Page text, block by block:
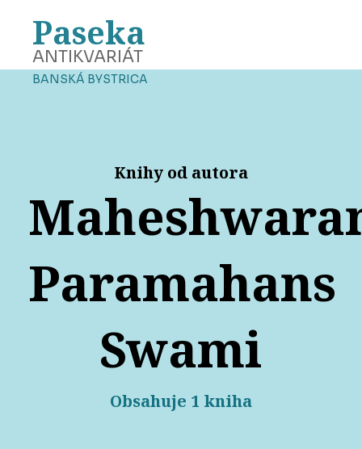
Paseka
ANTIKVARIÁT
BANSKÁ BYSTRICA
Knihy od autora
Paramahans
Swami
Obsahuje 1 kniha